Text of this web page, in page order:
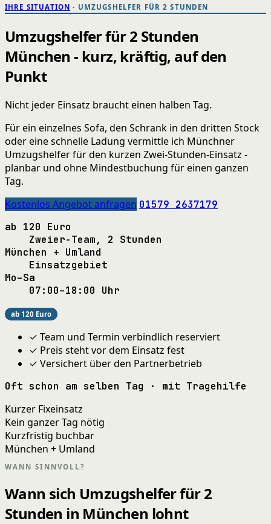
IHRE SITUATION · UMZUGSHELFER FÜR 2 STUNDEN
Umzugshelfer für 2 Stunden
München - kurz, kräftig, auf den
Punkt
Nicht jeder Einsatz braucht einen halben Tag.
Für ein einzelnes Sofa, den Schrank in den dritten Stock
oder eine schnelle Ladung vermittle ich Münchner
Umzugshelfer für den kurzen Zwei-Stunden-Einsatz -
planbar und ohne Mindestbuchung für einen ganzen
Tag.
Kostenlos Angebot anfragen 01579 2637179
ab 120 Euro
Zweier-Team, 2 Stunden
München + Umland
Einsatzgebiet
Mo–Sa
07:00–18:00 Uhr
ab 120 Euro
✓ Team und Termin verbindlich reserviert
✓ Preis steht vor dem Einsatz fest
✓ Versichert über den Partnerbetrieb
Oft schon am selben Tag · mit Tragehilfe
Kurzer Fixeinsatz
Kein ganzer Tag nötig
Kurzfristig buchbar
München + Umland
WANN SINNVOLL?
Wann sich Umzugshelfer für 2
Stunden in München lohnt